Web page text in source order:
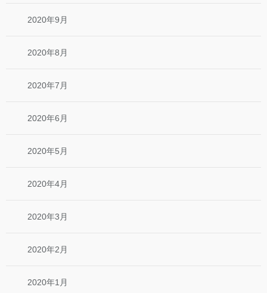
2020年9月
2020年8月
2020年7月
2020年6月
2020年5月
2020年4月
2020年3月
2020年2月
2020年1月